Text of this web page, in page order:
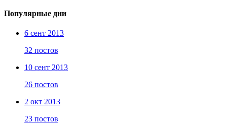
Популярные дни
6 сент 2013
32 постов
10 сент 2013
26 постов
2 окт 2013
23 постов